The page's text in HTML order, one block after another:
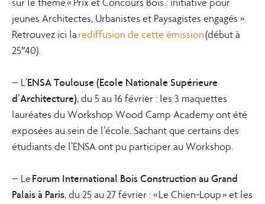
sur le thème« Prix et Concours Bois : initiative pour
jeunes Architectes, Urbanistes et Paysagistes engagés ».
Retrouvez ici larediffusion de cette émission(début à
25″40).
– L’ENSA Toulouse (Ecole Nationale Supérieure
d’Architecture), du 5 au 16 février : les 3 maquettes
lauréates du Workshop Wood Camp Academy ont été
exposées au sein de l’école. Sachant que certains des
étudiants de l’ENSA ont pu participer au Workshop.
– LeForum International Bois Construction au Grand
Palais à Paris, du 25 au 27 février : « Le Chien-Loup » et les